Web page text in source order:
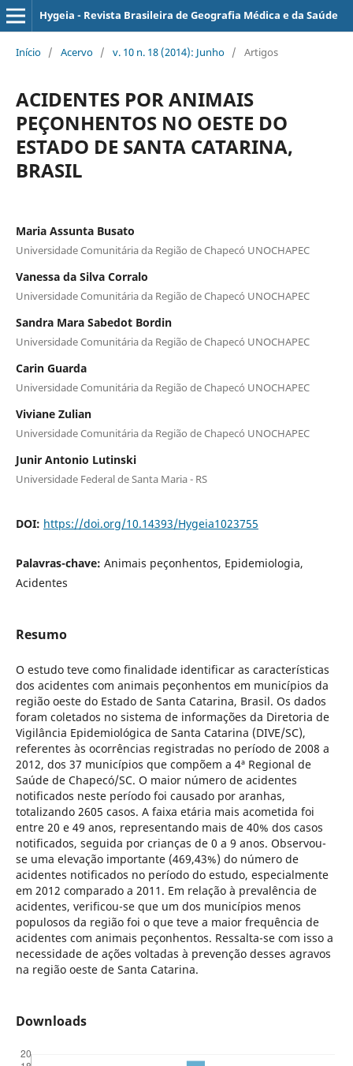
Hygeia - Revista Brasileira de Geografia Médica e da Saúde
Início / Acervo / v. 10 n. 18 (2014): Junho / Artigos
ACIDENTES POR ANIMAIS
PEÇONHENTOS NO OESTE DO
ESTADO DE SANTA CATARINA,
BRASIL
Maria Assunta Busato
Universidade Comunitária da Região de Chapecó UNOCHAPEC
Vanessa da Silva Corralo
Universidade Comunitária da Região de Chapecó UNOCHAPEC
Sandra Mara Sabedot Bordin
Universidade Comunitária da Região de Chapecó UNOCHAPEC
Carin Guarda
Universidade Comunitária da Região de Chapecó UNOCHAPEC
Viviane Zulian
Universidade Comunitária da Região de Chapecó UNOCHAPEC
Junir Antonio Lutinski
Universidade Federal de Santa Maria - RS
DOI: https://doi.org/10.14393/Hygeia1023755
Palavras-chave: Animais peçonhentos, Epidemiologia,
Acidentes
Resumo
O estudo teve como finalidade identificar as características
dos acidentes com animais peçonhentos em municípios da
região oeste do Estado de Santa Catarina, Brasil. Os dados
foram coletados no sistema de informações da Diretoria de
Vigilância Epidemiológica de Santa Catarina (DIVE/SC),
referentes às ocorrências registradas no período de 2008 a
2012, dos 37 municípios que compõem a 4ª Regional de
Saúde de Chapecó/SC. O maior número de acidentes
notificados neste período foi causado por aranhas,
totalizando 2605 casos. A faixa etária mais acometida foi
entre 20 e 49 anos, representando mais de 40% dos casos
notificados, seguida por crianças de 0 a 9 anos. Observou-
se uma elevação importante (469,43%) do número de
acidentes notificados no período do estudo, especialmente
em 2012 comparado a 2011. Em relação à prevalência de
acidentes, verificou-se que um dos municípios menos
populosos da região foi o que teve a maior frequência de
acidentes com animais peçonhentos. Ressalta-se com isso a
necessidade de ações voltadas à prevenção desses agravos
na região oeste de Santa Catarina.
Downloads